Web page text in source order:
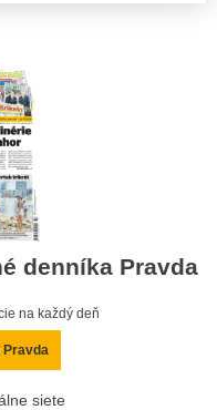
denníka Pravda
na každý deň
Pravda
siete